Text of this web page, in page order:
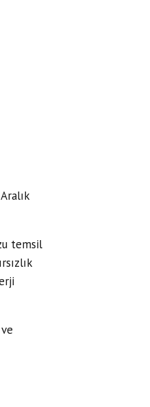
temsil